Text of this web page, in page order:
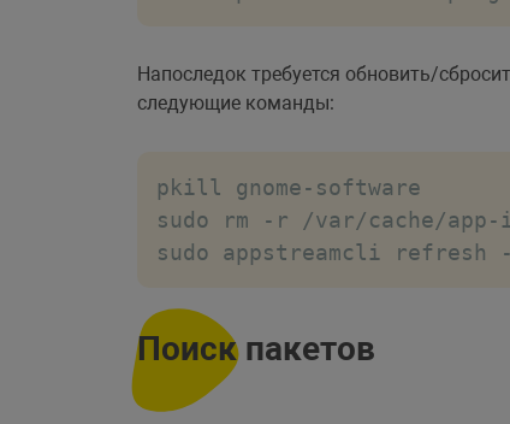
Напоследок требуется обновить/
следующие команды:
pkill gnome-software
sudo rm -r /var/cache/app-
sudo appstreamcli refresh
Поиск пакетов